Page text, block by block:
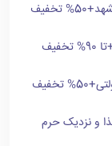
و نزدیک حرم